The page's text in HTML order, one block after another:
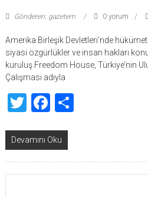
Gönderen: gazetem 0 yorum
Amerika Birleşik Devletleri’nde
siyasi özgürlükler ve insan hakları
kuruluş Freedom House, Türkiye’nin
Çalışması adıyla
TwitterFacebook
Share
Devamını Oku